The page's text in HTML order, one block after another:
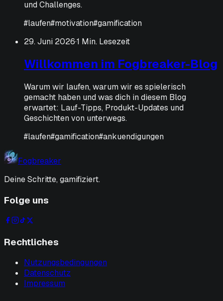
und Challenges.
#laufen#motivation#gamification
29. Juni 2026·1 Min. Lesezeit
Willkommen im Fogbreaker-Blog
Warum wir laufen, warum wir es spielerisch
gemacht haben und was dich in diesem Blog
erwartet: Lauf-Tipps, Produkt-Updates und
Geschichten von unterwegs.
#laufen#gamification#ankuendigungen
Fogbreaker
Deine Schritte, gamifiziert.
Folge uns
Rechtliches
Nutzungsbedingungen
Datenschutz
Impressum